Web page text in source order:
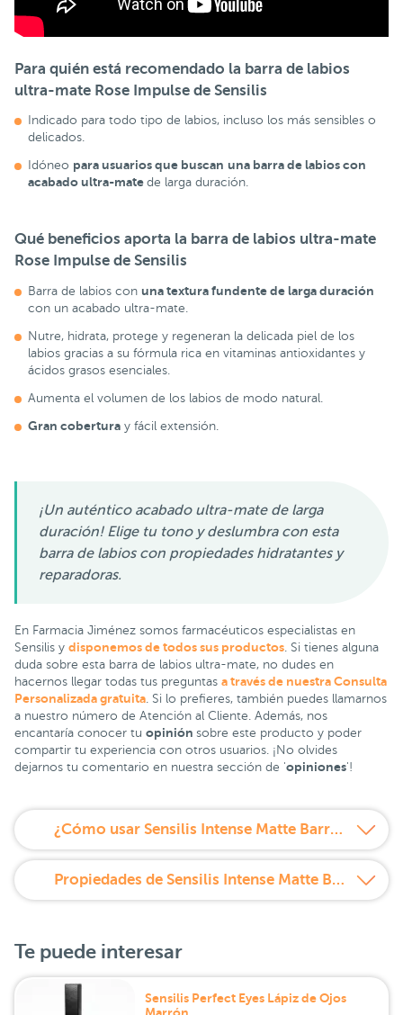
Para quién está recomendado la barra de labios
ultra-mate Rose Impulse de Sensilis
Indicado para todo tipo de labios, incluso los más sensibles o
delicados.
Idóneo para usuarios que buscan una barra de labios con
acabado ultra-mate de larga duración.
Qué beneficios aporta la barra de labios ultra-mate
Rose Impulse de Sensilis
Barra de labios con una textura fundente de larga duración
con un acabado ultra-mate.
Nutre, hidrata, protege y regeneran la delicada piel de los
labios gracias a su fórmula rica en vitaminas antioxidantes y
ácidos grasos esenciales.
Aumenta el volumen de los labios de modo natural.
Gran cobertura y fácil extensión.
¡Un auténtico acabado ultra-mate de larga
duración! Elige tu tono y deslumbra con esta
barra de labios con propiedades hidratantes y
reparadoras.
En Farmacia Jiménez somos farmacéuticos especialistas en
Sensilis y disponemos de todos sus productos . Si tienes alguna
duda sobre esta barra de labios ultra-mate, no dudes en
hacernos llegar todas tus preguntas a través de nuestra Consulta
Personalizada gratuita . Si lo prefieres, también puedes llamarnos
a nuestro número de Atención al Cliente. Además, nos
encantaría conocer tu opinión sobre este producto y poder
compartir tu experiencia con otros usuarios. ¡No olvides
dejarnos tu comentario en nuestra sección de 'opiniones'!
¿Cómo usar Sensilis Intense Matte Barra de labios larga duración Ultra Mate 406 Rose Impulse?
Propiedades de Sensilis Intense Matte Barra de labios larga duración Ultra Mate 406 Rose Impulse
Te puede interesar
Sensilis Perfect Eyes Lápiz de Ojos